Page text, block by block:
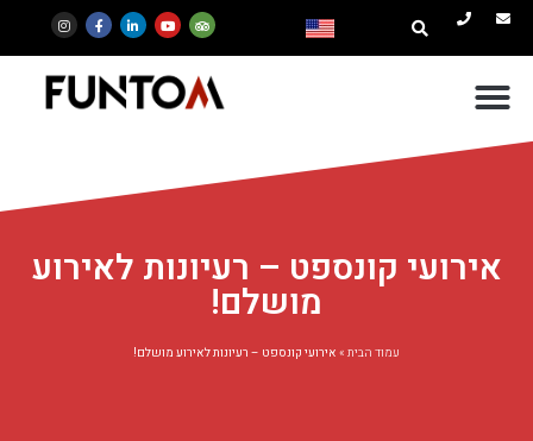
אירועי קונספט – רעיונות לאירוע
מושלם!
עמוד הבית » אירועי קונספט – רעיונות לאירוע מושלם!